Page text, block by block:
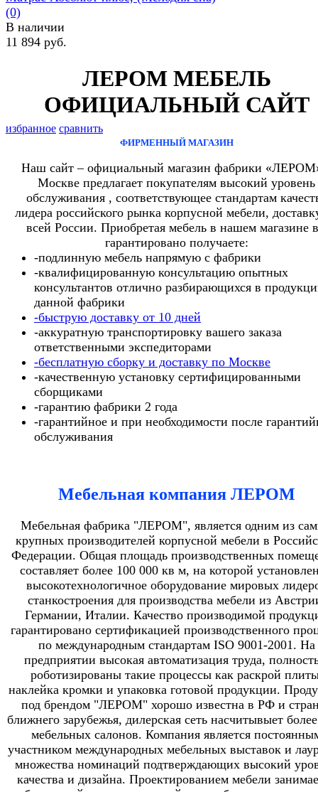
избранное сравнить
(0)
В наличии
11 894 руб.
ЛЕРОМ МЕБЕЛЬ
ОФИЦИАЛЬНЫЙ САЙТ
ФИРМЕННЫЙ МАГАЗИН
Наш сайт – официальный магазин фабрики
Москве предлагает покупателям высокий уровень
обслуживания , соответствующее стандартам
лидера российского рынка корпусной мебели,
всей России. Приобретая мебель в нашем магазине
гарантировано получаете:
-подлинную мебель напрямую с фабрики
-квалифицированную консультацию опытных
консультантов отлично разбирающихся в
данной фабрики
-быструю доставку от 10 дней
-аккуратную транспортировку вашего заказа
ответственными экспедиторами
-бесплатную сборку и доставку по Москве
-качественную установку сертифицированными
сборщиками
-гарантию фабрики 2 года
-гарантийное и при необходимости после
обслуживания
Мебельная компания ЛЕРОМ
Мебельная фабрика "ЛЕРОМ", является одним из
крупных производителей корпусной мебели в
Федерации. Общая площадь производственных
составляет более 100 000 кв м, на которой
высокотехнологичное оборудование мировых
станкостроения для производства мебели из
Германии, Италии. Качество производимой
гарантировано сертификацией производственного
по международным стандартам ISO 9001-2001. На
предприятии высокая автоматизация труда,
роботизированы такие процессы как раскрой
наклейка кромки и упаковка готовой продукции.
под брендом "ЛЕРОМ" хорошо известна в РФ и
ближнего зарубежья, дилерская сеть насчитывыет
мебельных салонов. Компания является
участником международных мебельных выставок и
множества номинаций подтверждающих высокий
качества и дизайна. Проектированием мебели